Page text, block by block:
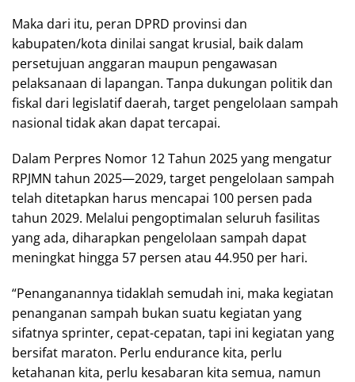
Maka dari itu, peran DPRD provinsi dan
kabupaten/kota dinilai sangat krusial, baik dalam
persetujuan anggaran maupun pengawasan
pelaksanaan di lapangan. Tanpa dukungan politik dan
fiskal dari legislatif daerah, target pengelolaan sampah
nasional tidak akan dapat tercapai.
Dalam Perpres Nomor 12 Tahun 2025 yang mengatur
RPJMN tahun 2025—2029, target pengelolaan sampah
telah ditetapkan harus mencapai 100 persen pada
tahun 2029. Melalui pengoptimalan seluruh fasilitas
yang ada, diharapkan pengelolaan sampah dapat
meningkat hingga 57 persen atau 44.950 per hari.
“Penanganannya tidaklah semudah ini, maka kegiatan
penanganan sampah bukan suatu kegiatan yang
sifatnya sprinter, cepat-cepatan, tapi ini kegiatan yang
bersifat maraton. Perlu endurance kita, perlu
ketahanan kita, perlu kesabaran kita semua, namun